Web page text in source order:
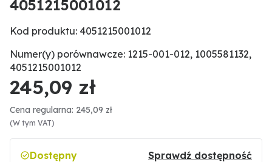
4051215001012
Kod produktu: 4051215001012
Numer(y) porównawcze: 1215-001-012, 1005581132,
4051215001012
245,09 zł
Cena regularna: 245,09 zł
(W tym VAT)
Dostępny Sprawdź dostępność